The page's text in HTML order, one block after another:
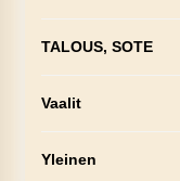
TALOUS, SOTE
Vaalit
Yleinen